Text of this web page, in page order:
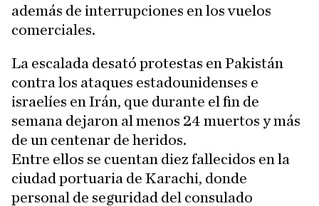
además de interrupciones en los vuelos
comerciales.
La escalada desató protestas en Pakistán
contra los ataques estadounidenses e
israelíes en Irán, que durante el fin de
semana dejaron al menos 24 muertos y más
de un centenar de heridos.
Entre ellos se cuentan diez fallecidos en la
ciudad portuaria de Karachi, donde
personal de seguridad del consulado